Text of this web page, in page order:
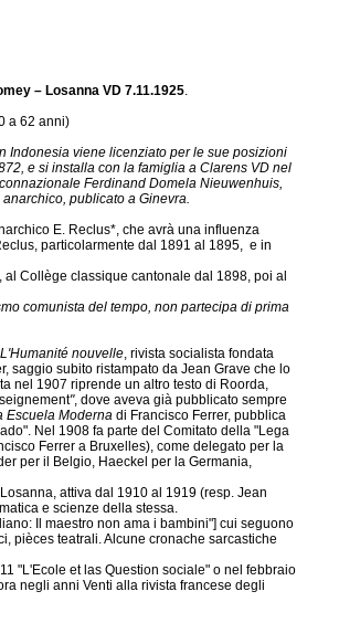
– Losanna VD 7.11.1925.
a 62 anni)
Indonesia viene licenziato per le sue posizioni
e si installa con la famiglia a Clarens VD nel
Ferdinand Domela Nieuwenhuis,
publicato a Ginevra.
E. Reclus*, che avrà una influenza
particolarmente dal 1891 al 1895, e in
Collège classique cantonale dal 1898, poi al
comunista del tempo, non partecipa di prima
L'Humanité nouvelle, rivista socialista fondata
saggio subito ristampato da Jean Grave che lo
nel 1907 riprende un altro testo di Roorda,
", dove aveva già pubblicato sempre
Escuela Moderna di Francisco Ferrer, pubblica
Nel 1908 fa parte del Comitato della "Lega
Ferrer a Bruxelles), come delegato per la
per il Belgio, Haeckel per la Germania,
attiva dal 1910 al 1919 (resp. Jean
e scienze della stessa.
Il maestro non ama i bambini"] cui seguono
pièces teatrali. Alcune cronache sarcastiche
"L'Ecole et las Question sociale" o nel febbraio
negli anni Venti alla rivista francese degli